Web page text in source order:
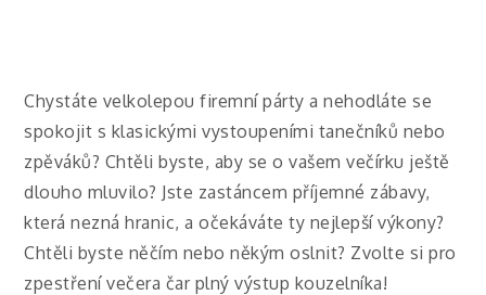
Chystáte velkolepou firemní párty a nehodláte se
spokojit s klasickými vystoupeními tanečníků nebo
zpěváků? Chtěli byste, aby se o vašem večírku ještě
dlouho mluvilo? Jste zastáncem příjemné zábavy,
která nezná hranic, a očekáváte ty nejlepší výkony?
Chtěli byste něčím nebo někým oslnit? Zvolte si pro
zpestření večera čar plný výstup kouzelníka!